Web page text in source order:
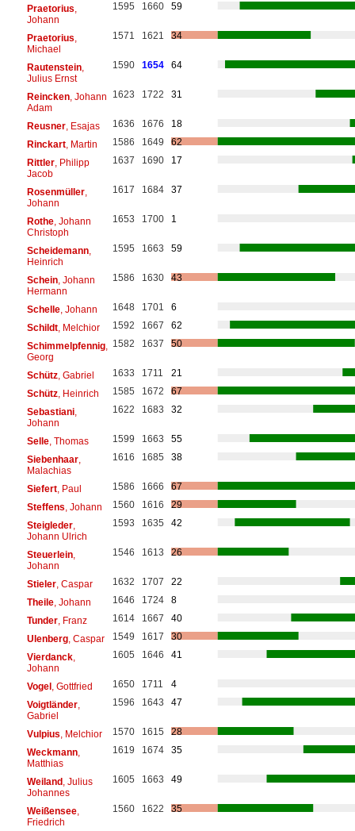
Praetorius
Johann
1595 1660 59
Praetorius
Michael
1571 1621 34
Rautenstein,
Julius Ernst
1590 1654 64
Reincken, Johann
Adam
1623 1722 31
Reusner, Esajas 1636 1676
18
Rinckart, Martin 1586 1649
62
Rittler, Philipp
Jacob
1637 1690 17
Rosenmüller,
Johann
1617 1684 37
Rothe, Johann
Christoph
1653 1700 1
Scheidemann,
Heinrich
1595 1663 59
Schein, Johann
Hermann
1586 1630 43
Schelle, Johann 1648 1701
6
Schildt, Melchior 1592 1667
62
Schimmelpfennig,
Georg
1582 1637 50
Schütz, Gabriel 1633 1711
21
Schütz, Heinrich 1585 1672
67
Sebastiani,
Johann
1622 1683 32
Selle, Thomas 1599 1663
55
Siebenhaar,
Malachias
1616 1685 38
Siefert, Paul 1586 1666
67
Steffens , Johann 1560 1616
29
Steigleder,
Johann Ulrich
1593 1635 42
Steuerlein,
Johann
1546 1613 26
Stieler, Caspar 1632 1707
22
Theile, Johann 1646 1724
8
Tunder, Franz 1614 1667
40
Ulenberg, Caspar 1549 1617
30
Vierdanck,
Johann
1605 1646 41
Vogel, Gottfried 1650 1711
4
Voigtländer,
Gabriel
1596 1643 47
Vulpius , Melchior 1570 1615
28
Weckmann,
Matthias
1619 1674 35
Weiland, Julius
Johannes
1605 1663 49
Weißensee,
Friedrich
1560 1622 35